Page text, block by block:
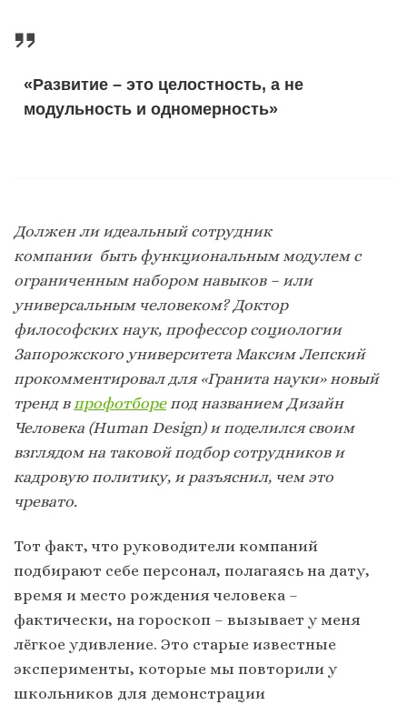
«Развитие – это целостность, а не
модульность и одномерность»
Должен ли идеальный сотрудник
компании быть функциональным модулем с
ограниченным набором навыков – или
универсальным человеком? Доктор
философских наук, профессор социологии
Запорожского университета Максим Лепский
прокомментировал для «Гранита науки» новый
тренд впрофотборепод названием Дизайн
Человека (Human Design) и поделился своим
взглядом на таковой подбор сотрудников и
кадровую политику, и разъяснил, чем это
чревато.
Тот факт, что руководители компаний
подбирают себе персонал, полагаясь на дату,
время и место рождения человека –
фактически, на гороскоп – вызывает у меня
лёгкое удивление. Это старые известные
эксперименты, которые мы повторили у
школьников для демонстрации